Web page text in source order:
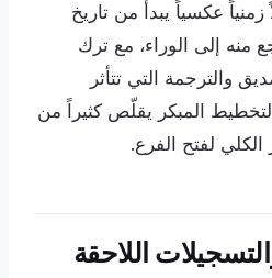
عكسياً يبدأ من تاريخ
منه إلى الوراء، مع ترك
والترجمة التي تتأثر
المبكر يقلّص كثيراً من
لفتح الفرع.
اللاحقة